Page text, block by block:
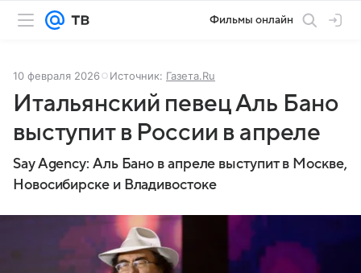
Фильмы онлайн
10 февраля 2026 Источник: Газета.Ru
Итальянский певец Аль Бано
выступит в России в апреле
Say Agency: Аль Бано в апреле выступит в Москве,
Новосибирске и Владивостоке